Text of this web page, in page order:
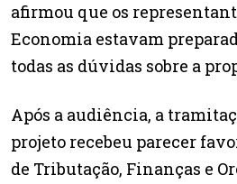
afirmou que os
Economia estavam
todas as dúvidas sobre a
Após a audiência, a
projeto recebeu parecer
de Tributação, Finanças e